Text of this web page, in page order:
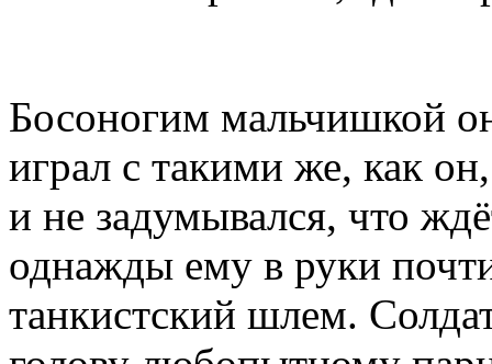
Босоногим мальчишкой
играл с такими же, как
и не задумывался, что
однажды ему в руки
танкистский шлем.